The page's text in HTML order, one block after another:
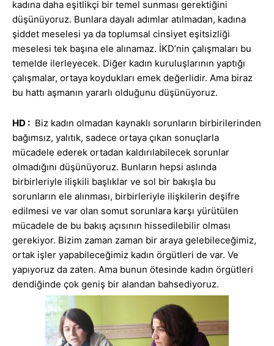
kadına daha eşitlikçi bir temel sunması gerektiğini
düşünüyoruz. Bunlara dayalı adımlar atılmadan, kadına
şiddet meselesi ya da toplumsal cinsiyet eşitsizliği
meselesi tek başına ele alınamaz. İKD’nin çalışmaları bu
temelde ilerleyecek. Diğer kadın kuruluşlarının yaptığı
çalışmalar, ortaya koydukları emek değerlidir. Ama biraz
bu hattı aşmanın yararlı olduğunu düşünüyoruz.
HD : Biz kadın olmadan kaynaklı sorunların birbirilerinden
bağımsız, yalıtık, sadece ortaya çıkan sonuçlarla
mücadele ederek ortadan kaldırılabilecek sorunlar
olmadığını düşünüyoruz. Bunların hepsi aslında
birbirleriyle ilişkili başlıklar ve sol bir bakışla bu
sorunların ele alınması, birbirleriyle ilişkilerin deşifre
edilmesi ve var olan somut sorunlara karşı yürütülen
mücadele de bu bakış açısının hissedilebilir olması
gerekiyor. Bizim zaman zaman bir araya gelebileceğimiz,
ortak işler yapabileceğimiz kadın örgütleri de var. Ve
yapıyoruz da zaten. Ama bunun ötesinde kadın örgütleri
dendiğinde çok geniş bir alandan bahsediyoruz.